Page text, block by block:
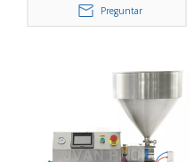
cabezal ZT-10 10-5000 ml
Preguntar